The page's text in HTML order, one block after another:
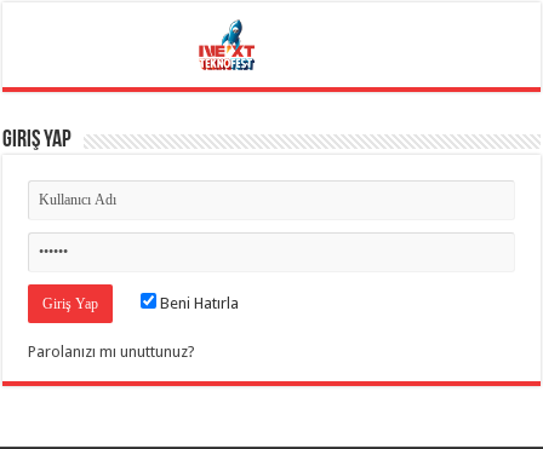
Giriş Yap
Beni Hatırla
Parolanızı mı unuttunuz?